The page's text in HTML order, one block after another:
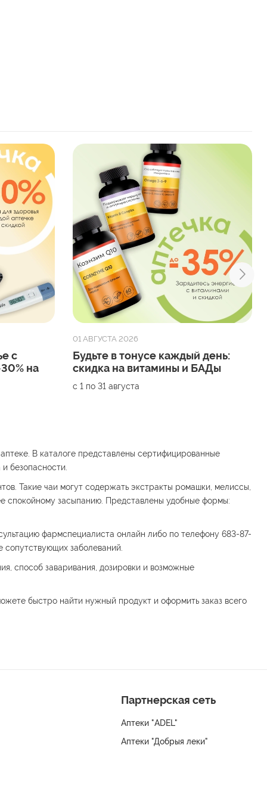
с
на
01 АВГУСТА 2026
Будьте в тонусе каждый день:
скидка на витамины и БАДы
с 1 по 31 августа
В каталоге представлены сертифицированные
безопасности.
Такие чаи могут содержать экстракты ромашки, мелиссы,
спокойному засыпанию. Представлены удобные формы:
фармспециалиста онлайн либо по телефону 683-87-
сопутствующих заболеваний.
способ заваривания, дозировки и возможные
быстро найти нужный продукт и оформить заказ всего
Партнерская сеть
Аптеки "ADEL"
Аптеки "Добрыя леки"